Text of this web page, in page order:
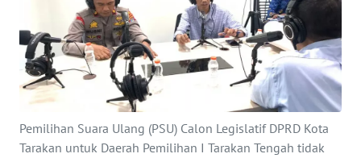
Pemilihan Suara Ulang (PSU) Calon Legislatif DPRD Kota
Tarakan untuk Daerah Pemilihan I Tarakan Tengah tidak
KONTAK
KAMI
IKLAN